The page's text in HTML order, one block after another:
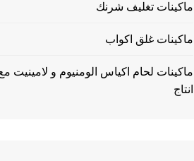
ماكينات تغليف شرنك
ماكينات غلق اكواب
ماكينات لحام اكياس الومنيوم و لامينيت
انتاج